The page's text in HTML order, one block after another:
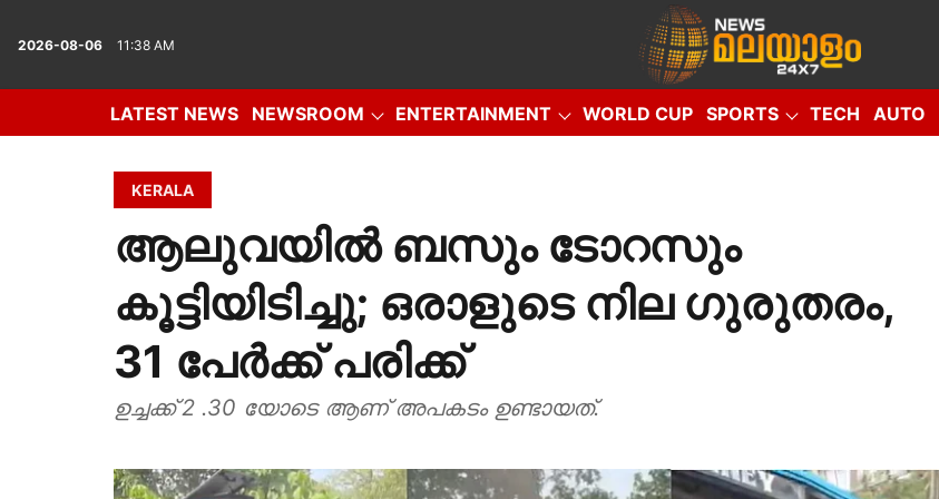
2026-08-06 11:38 AM
LATEST NEWS NEWSROOM ENTERTAINMENT WORLD CUP SPORTS TECH AUTO
KERALA
ആലുവയിൽ ബസും ടോറസും
കൂട്ടിയിടിച്ചു; ഒരാളുടെ നില ഗുരുതരം,
31 പേർക്ക് പരിക്ക്
ഉച്ചക്ക് 2 .30 യോടെ ആണ് അപകടം ഉണ്ടായത്.